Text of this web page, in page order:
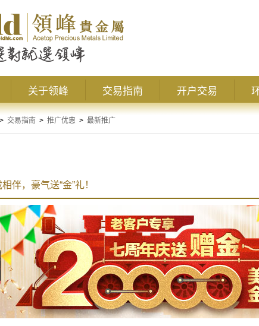
关于领峰 交易指南 开户交易
> 交易指南 > 推广优惠 > 最新推广
伴，豪气送“金”礼！